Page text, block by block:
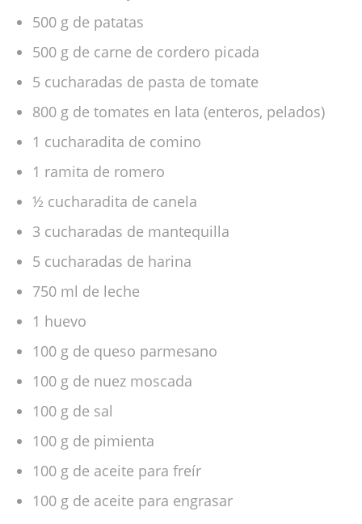
500 g de patatas
500 g de carne de cordero picada
5 cucharadas de pasta de tomate
800 g de tomates en lata (enteros, pelados)
1 cucharadita de comino
1 ramita de romero
½ cucharadita de canela
3 cucharadas de mantequilla
5 cucharadas de harina
750 ml de leche
1 huevo
100 g de queso parmesano
100 g de nuez moscada
100 g de sal
100 g de pimienta
100 g de aceite para freír
100 g de aceite para engrasar